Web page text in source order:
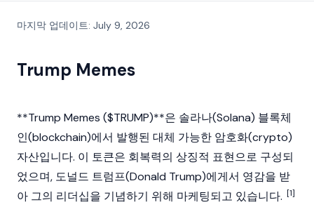
마지막 업데이트: July 9, 2026
Trump Memes
**Trump Memes ($TRUMP)**은 솔라나(Solana) 블록체
인(blockchain)에서 발행된 대체 가능한 암호화(crypto)
자산입니다. 이 토큰은 회복력의 상징적 표현으로 구성되
었으며, 도널드 트럼프(Donald Trump)에게서 영감을 받
아 그의 리더십을 기념하기 위해 마케팅되고 있습니다. [1]